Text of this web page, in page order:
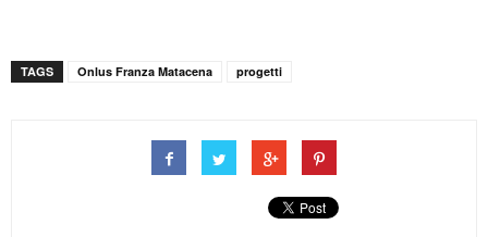
TAGS Onlus Franza Matacena progetti